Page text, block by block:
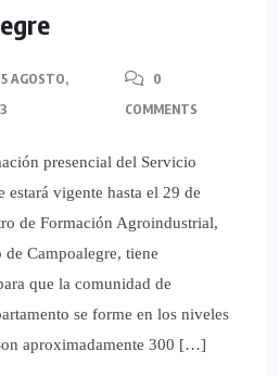
AGOSTO,
0
COMMENTS
presencial del Servicio
vigente hasta el 29 de
de Formación Agroindustrial,
Campoalegre, tiene
que la comunidad de
se forme en los niveles
aproximadamente 300 […]